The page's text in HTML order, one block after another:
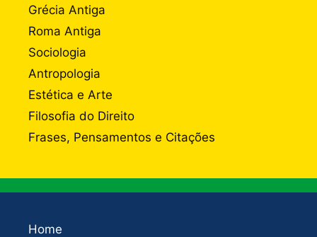
Grécia Antiga
Roma Antiga
Sociologia
Antropologia
Estética e Arte
Filosofia do Direito
Frases, Pensamentos e Citações
Home